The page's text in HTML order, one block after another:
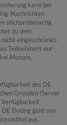
kann bei
Nachrichten
stichprobenartig
zu dem
eingeschränkt.
Teilnehmers nur
Monate,
des DE
Gründen (Server
Verfügbarkeit
DE Dating geht von
aus.